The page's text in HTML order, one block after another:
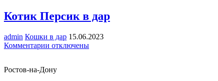
Котик Персик в дар
admin Кошки в дар 15.06.2023
Комментарии к
Персик
отключены
Ростов-на-Дону